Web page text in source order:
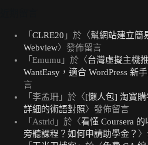
「 CLRE20 」於〈幫網站建立簡
Webview〉發佈留言
「 Emumu 」於〈台灣虛擬主機
WantEasy，適合 WordPress 新
言
「 李孟珊 」於〈[懶人包] 淘寶
詳細的術語對照〉發佈留言
「 Astrid 」於〈看懂 Coursera
旁聽課程？如何申請助學金？